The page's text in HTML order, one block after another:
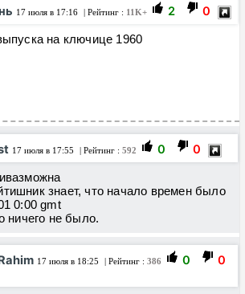
17 июля в 17:16 | Рейтинг : 11K+ 2 0
на ключице 1960
17 июля в 17:55 | Рейтинг : 592 0 0
знает, что начало времен было
0:00 gmt
ничего не было.
17 июля в 18:25 | Рейтинг : 386 0 0